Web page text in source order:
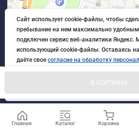
В КОРЗИНУ
© 2026 БлагАвтоКомплект. Все
Главная Каталог Корзина
Сайт использует cookie-файлы, чтобы
пребывание на нем максимально
подключен сервис веб-аналитики Яндекс.
использующий cookie-файлы. Оставаясь
даёте свое согласие на обработку
порядке, указанном вПолитике